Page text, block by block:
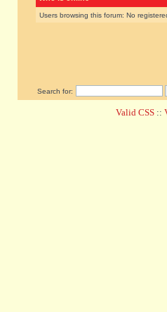
Users browsing this forum: No
Search for:
Valid CSS ::